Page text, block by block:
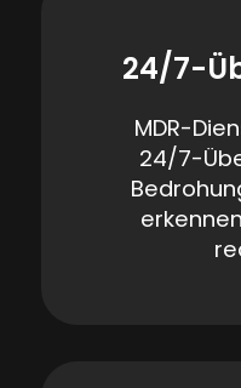
24/7-
MDR-
24/7-